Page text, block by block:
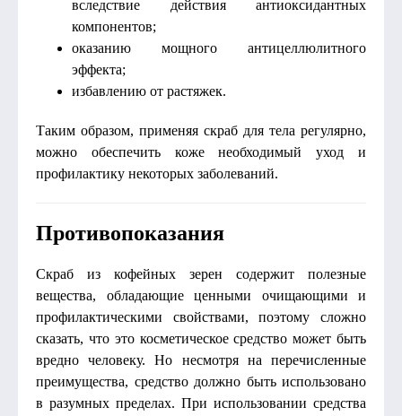
вследствие действия антиоксидантных
компонентов;
оказанию мощного антицеллюлитного
эффекта;
избавлению от растяжек.
Таким образом, применяя скраб для тела регулярно,
можно обеспечить коже необходимый уход и
профилактику некоторых заболеваний.
Противопоказания
Скраб из кофейных зерен содержит полезные
вещества, обладающие ценными очищающими и
профилактическими свойствами, поэтому сложно
сказать, что это косметическое средство может быть
вредно человеку. Но несмотря на перечисленные
преимущества, средство должно быть использовано
в разумных пределах. При использовании средства